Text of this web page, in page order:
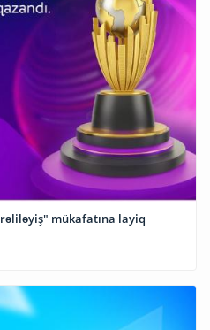
mükafatına layiq